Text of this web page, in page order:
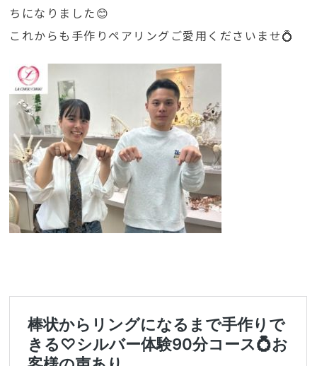
ちになりました😊
これからも手作りペアリングご愛用くださいませ💍